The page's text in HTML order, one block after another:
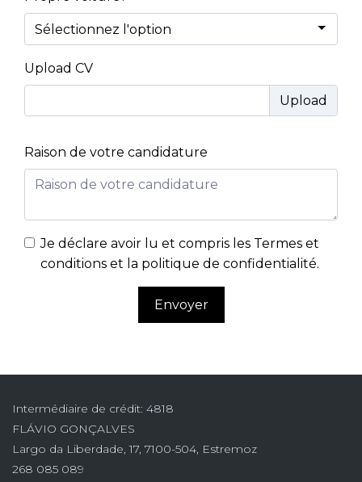
Upload CV
Raison de votre candidature
Je déclare avoir lu et compris les Termes et
conditions et la politique de confidentialité.
Envoyer
Intermédiaire de crédit: 4818
FLÁVIO GONÇALVES
Largo da Liberdade, 17, 7100-504, Estremoz
268 085 089